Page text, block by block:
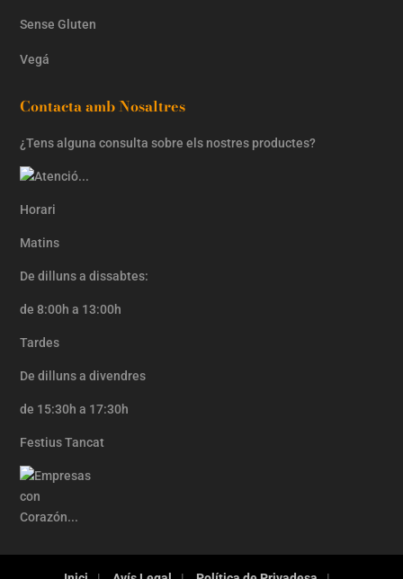
Sense Gluten
Vegá
Contacta amb Nosaltres
¿Tens alguna consulta sobre els nostres productes?
Horari
Matins
De dilluns a dissabtes:
de 8:00h a 13:00h
Tardes
De dilluns a divendres
de 15:30h a 17:30h
Festius Tancat